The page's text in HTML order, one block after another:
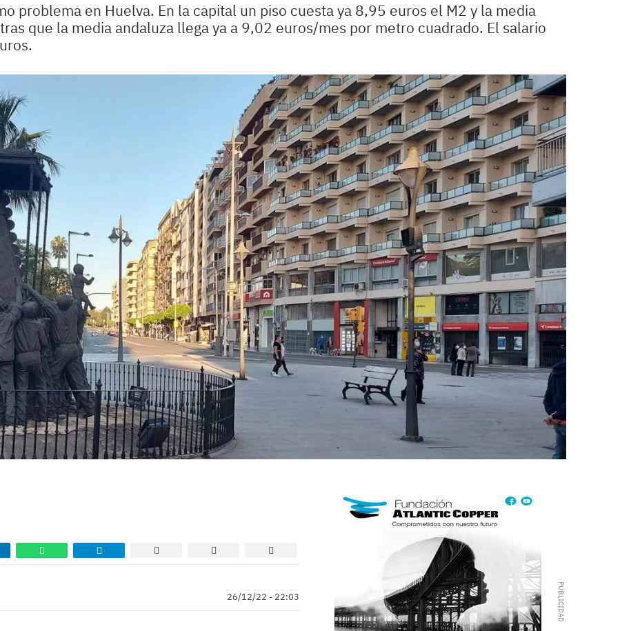
problema en Huelva. En la capital un piso cuesta ya 8,95 euros el M2 y la media
que la media andaluza llega ya a 9,02 euros/mes por metro cuadrado. El salario
26/12/22 - 22:03